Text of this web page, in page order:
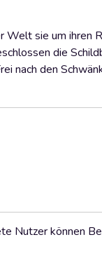
Welt sie um ihren
die
nach den
Nutzer können